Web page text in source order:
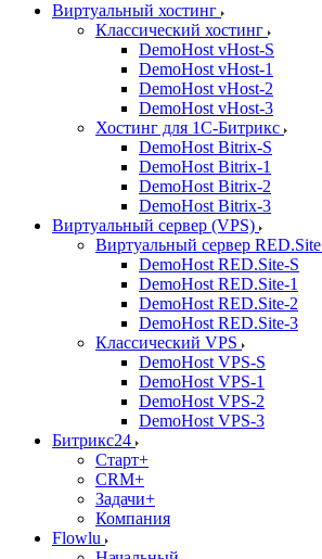
Виртуальный хостинг
Классический хостинг
DemoHost vHost-S
DemoHost vHost-1
DemoHost vHost-2
DemoHost vHost-3
Хостинг для 1С-Битрикс
DemoHost Bitrix-S
DemoHost Bitrix-1
DemoHost Bitrix-2
DemoHost Bitrix-3
Виртуальный сервер (VPS)
Виртуальный сервер RED.Site
DemoHost RED.Site-S
DemoHost RED.Site-1
DemoHost RED.Site-2
DemoHost RED.Site-3
Классический VPS
DemoHost VPS-S
DemoHost VPS-1
DemoHost VPS-2
DemoHost VPS-3
Битрикс24
Старт+
CRM+
Задачи+
Компания
Flowlu